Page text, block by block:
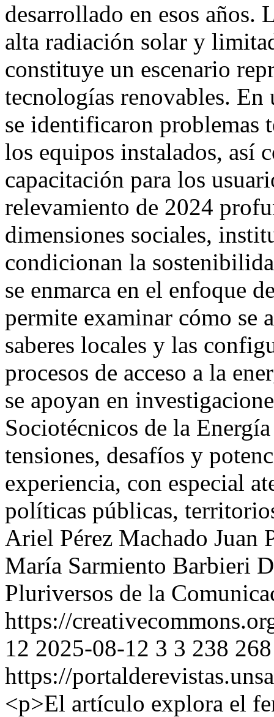
desarrollado en esos años.
alta radiación solar y
constituye un escenario
tecnologías renovables. En
se identificaron problemas
los equipos instalados, así
capacitación para los
relevamiento de 2024
dimensiones sociales,
condicionan la
se enmarca en el enfoque
permite examinar cómo se
saberes locales y las
procesos de acceso a la
se apoyan en
Sociotécnicos de la
tensiones, desafíos y
experiencia, con especial
políticas públicas,
Ariel Pérez Machado Juan
María Sarmiento Barbieri
Pluriversos de la
https://
12 2025-08-12 3 3 238 268
https://
<p>El artículo explora el